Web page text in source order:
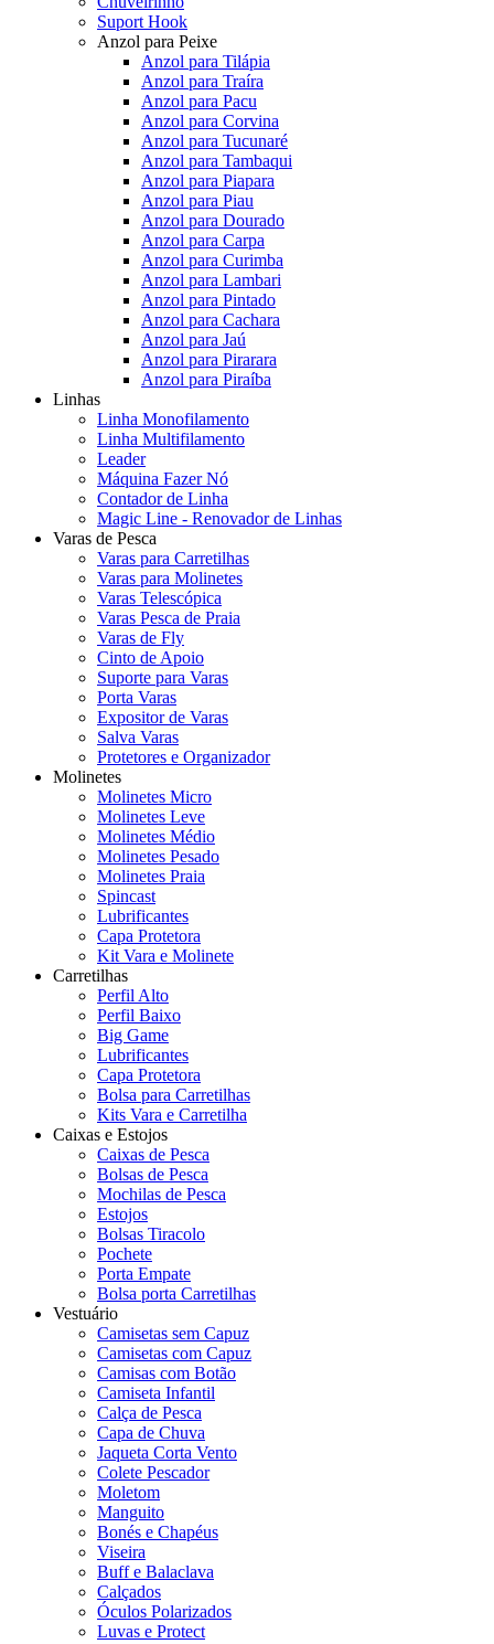
Suport Hook
Anzol para Peixe
Anzol para Tilápia
Anzol para Traíra
Anzol para Pacu
Anzol para Corvina
Anzol para Tucunaré
Anzol para Tambaqui
Anzol para Piapara
Anzol para Piau
Anzol para Dourado
Anzol para Carpa
Anzol para Curimba
Anzol para Lambari
Anzol para Pintado
Anzol para Cachara
Anzol para Jaú
Anzol para Pirarara
Anzol para Piraíba
Linhas
Linha Monofilamento
Linha Multifilamento
Leader
Máquina Fazer Nó
Contador de Linha
Magic Line - Renovador de Linhas
Varas de Pesca
Varas para Carretilhas
Varas para Molinetes
Varas Telescópica
Varas Pesca de Praia
Varas de Fly
Cinto de Apoio
Suporte para Varas
Porta Varas
Expositor de Varas
Salva Varas
Protetores e Organizador
Molinetes
Molinetes Micro
Molinetes Leve
Molinetes Médio
Molinetes Pesado
Molinetes Praia
Spincast
Lubrificantes
Capa Protetora
Kit Vara e Molinete
Carretilhas
Perfil Alto
Perfil Baixo
Big Game
Lubrificantes
Capa Protetora
Bolsa para Carretilhas
Kits Vara e Carretilha
Caixas e Estojos
Caixas de Pesca
Bolsas de Pesca
Mochilas de Pesca
Estojos
Bolsas Tiracolo
Pochete
Porta Empate
Bolsa porta Carretilhas
Vestuário
Camisetas sem Capuz
Camisetas com Capuz
Camisas com Botão
Camiseta Infantil
Calça de Pesca
Capa de Chuva
Jaqueta Corta Vento
Colete Pescador
Moletom
Manguito
Bonés e Chapéus
Viseira
Buff e Balaclava
Calçados
Óculos Polarizados
Luvas e Protect